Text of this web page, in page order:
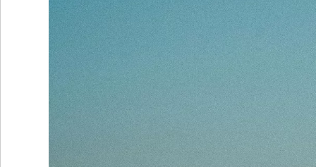
ESPECTÁCULOS
INTERNACIONALES
• SUPLEMENTOS
• SERVICIOS
• RADIOS EN VIVO